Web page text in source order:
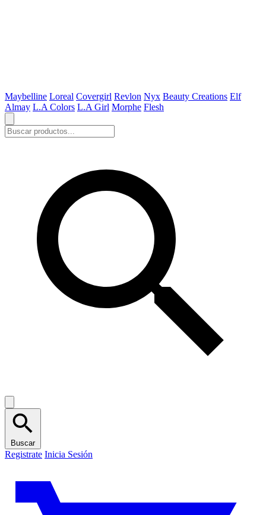
Maybelline Loreal Covergirl Revlon Nyx Beauty Creations Elf
Almay L.A Colors L.A Girl Morphe Flesh
Buscar
Registrate Inicia Sesión